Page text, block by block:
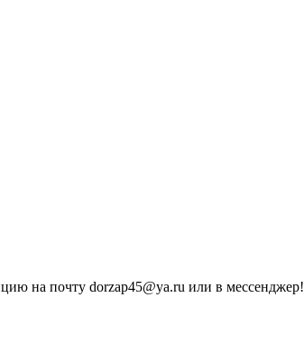
на почту dorzap45@ya.ru или в мессенджер!